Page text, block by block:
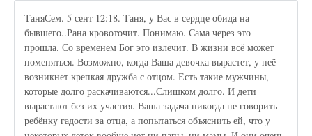
ТаняСем. 5 сент 12:18. Таня, у Вас в сердце обида на
бывшего..Рана кровоточит. Понимаю. Сама через это
прошла. Со временем Бог это излечит. В жизни всё может
поменяться. Возможно, когда Ваша девочка вырастет, у неё
возникнет крепкая дружба с отцом. Есть такие мужчины,
которые долго раскачиваются...Слишком долго. И дети
вырастают без их участия. Ваша задача никогда не говорить
ребёнку гадости за отца, а попытаться объяснить ей, что у